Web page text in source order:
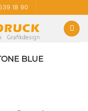
18 90
BLUE